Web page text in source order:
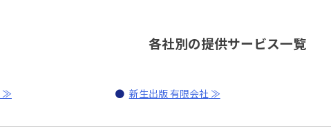
各社別の提供サービス一覧
● 新生出版 有限会社